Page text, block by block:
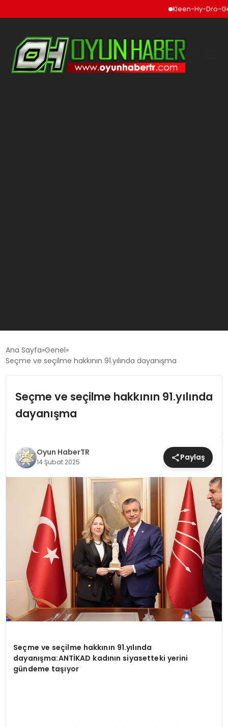
Kleen-Hy-Dro-Gen Inc.,
GÜNCEL
OYUN HABERLERI
EKONOMI
MAGAZIN
TEKNOLOJI
YAŞAM
Ana Sayfa Genel
Seçme ve seçilme hakkının 91.yılında dayanışma
Seçme ve seçilme hakkının 91.yılında
dayanışma
Oyun HaberTR
14 Şubat 2025 Paylaş
Seçme ve seçilme hakkının 91.yılında
dayanışma:ANTİKAD kadının siyasetteki yerini
gündeme taşıyor